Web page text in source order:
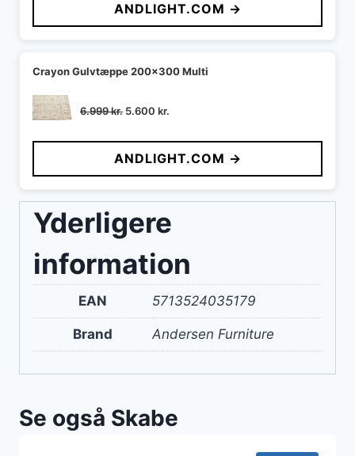
var:
1.859 kr..
er:
1.580 kr..
ANDLIGHT.COM →
Crayon Gulvtæppe 200x300 Multi
6.999kr. Den
pris
var:
6.999 kr..
5.600 kr.
pris
er:
5.600 kr..
ANDLIGHT.COM →
Yderligere
information
EAN 5713524035179
Brand Andersen Furniture
Se også Skabe